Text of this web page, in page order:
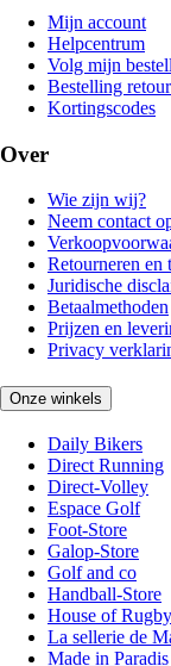
Mijn account
Helpcentrum
Volg mijn
Bestelling
Kortingscodes
Over
Wie zijn wij?
Neem contact
Retourneren en
Juridische
Betaalmethoden
Prijzen en
Privacy
Onze winkels
Daily Bikers
Direct Running
Direct-Volley
Espace Golf
Foot-Store
Galop-Store
Golf and co
Handball-Store
House of Rugby
La sellerie de
Made in Paradis